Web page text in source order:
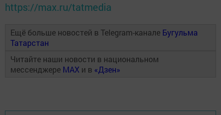
https://max.ru/tatmedia
Ещё больше новостей в Telegram-канале Бугульма
Татарстан
Читайте наши новости в национальном
мессенджере MAX и в «Дзен»